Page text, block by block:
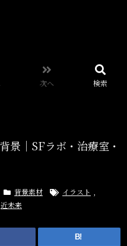
次へ 検索
景｜SFラボ・治療室・
背景素材 イラスト
近未来
B!